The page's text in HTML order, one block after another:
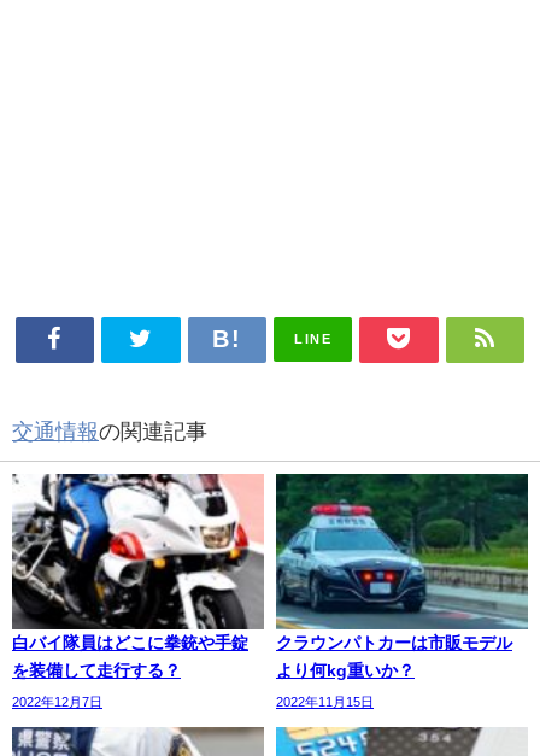
LINE
交通情報の関連記事
白バイ隊員はどこに拳銃や手錠
を装備して走行する？
2022年12月7日
クラウンパトカーは市販モデル
より何kg重いか？
2022年11月15日